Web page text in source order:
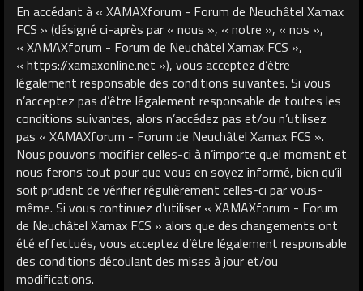
En accédant à « XAMAXforum - Forum de Neuchâtel Xamax
FCS » (désigné ci-après par « nous », « notre », « nos »,
« XAMAXforum - Forum de Neuchâtel Xamax FCS »,
« https://xamaxonline.net »), vous acceptez d’être
légalement responsable des conditions suivantes. Si vous
n’acceptez pas d’être légalement responsable de toutes les
conditions suivantes, alors n’accédez pas et/ou n’utilisez
pas « XAMAXforum - Forum de Neuchâtel Xamax FCS ».
Nous pouvons modifier celles-ci à n’importe quel moment et
nous ferons tout pour que vous en soyez informé, bien qu’il
soit prudent de vérifier régulièrement celles-ci par vous-
même. Si vous continuez d’utiliser « XAMAXforum - Forum
de Neuchâtel Xamax FCS » alors que des changements ont
été effectués, vous acceptez d’être légalement responsable
des conditions découlant des mises à jour et/ou
modifications.